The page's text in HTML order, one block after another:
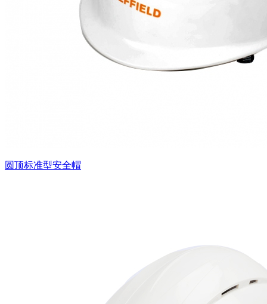
圆顶标准型安全帽